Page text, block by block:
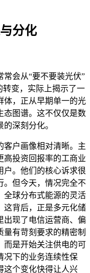
分化
会从“要不要装光伏”
转变，实际上揭示了一
体，正从早期单一的光
态图谱。这不仅仅是数
深刻分化。
客户画像相对清晰。主
高投资回报率的工商业
户。他们的核心诉求很
。但今天，情况完全不
全球分布式能源的灵活
这背后，正是多元化储
出现了电信运营商、偏
有苛刻要求的精密制
而是开始关注供电的可
况下的业务连续性保
这个变化快得让人兴